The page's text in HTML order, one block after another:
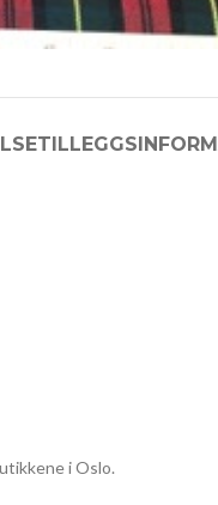
i Oslo.